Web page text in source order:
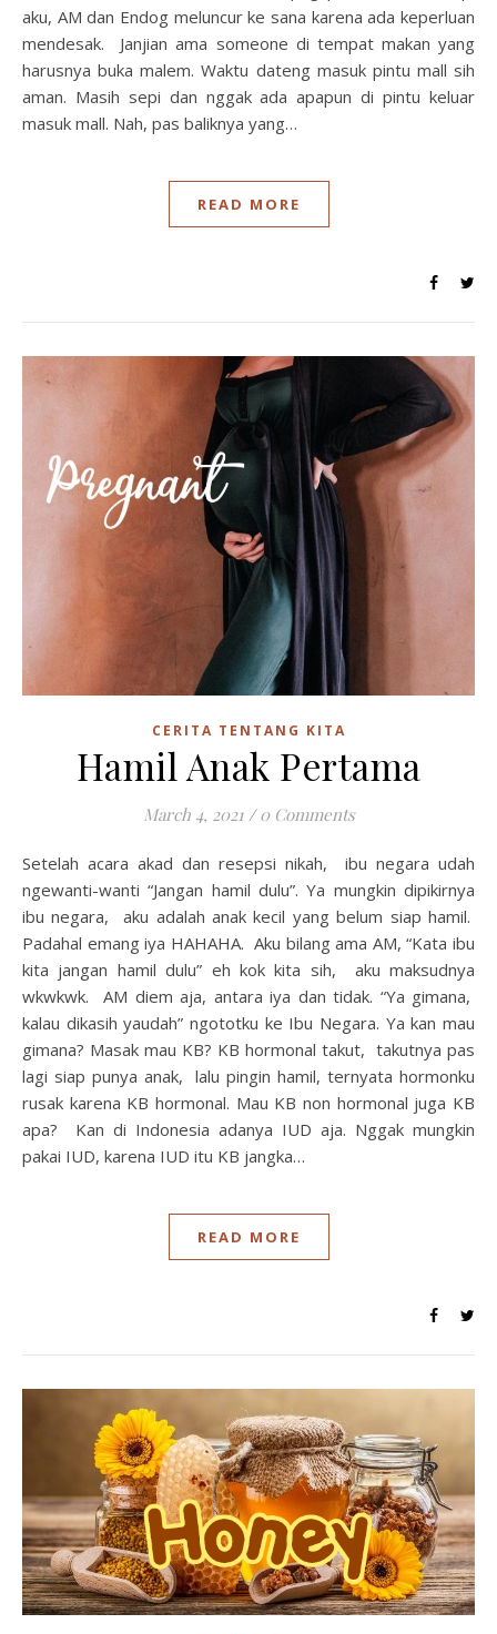
aku, AM dan Endog meluncur ke sana karena ada keperluan
mendesak. Janjian ama someone di tempat makan yang
harusnya buka malem. Waktu dateng masuk pintu mall sih
aman. Masih sepi dan nggak ada apapun di pintu keluar
masuk mall. Nah, pas baliknya yang…
READ MORE
CERITA TENTANG KITA
Hamil Anak Pertama
March 4, 2021 / 0 Comments
Setelah acara akad dan resepsi nikah, ibu negara udah
ngewanti-wanti “Jangan hamil dulu”. Ya mungkin dipikirnya
ibu negara, aku adalah anak kecil yang belum siap hamil.
Padahal emang iya HAHAHA. Aku bilang ama AM, “Kata ibu
kita jangan hamil dulu” eh kok kita sih, aku maksudnya
wkwkwk. AM diem aja, antara iya dan tidak. “Ya gimana,
kalau dikasih yaudah” ngototku ke Ibu Negara. Ya kan mau
gimana? Masak mau KB? KB hormonal takut, takutnya pas
lagi siap punya anak, lalu pingin hamil, ternyata hormonku
rusak karena KB hormonal. Mau KB non hormonal juga KB
apa? Kan di Indonesia adanya IUD aja. Nggak mungkin
pakai IUD, karena IUD itu KB jangka…
READ MORE